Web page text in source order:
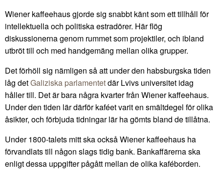
Wiener kaffeehaus gjorde sig snabbt känt som ett tillhåll för
intellektuella och politiska estradörer. Här flög
diskussionerna genom rummet som projektiler, och ibland
utbröt till och med handgemäng mellan olika grupper.
Det förhöll sig nämligen så att under den habsburgska tiden
låg detGaliziska parlamentetdär Lvivs universitet idag
håller till. Det är bara några kvarter från Wiener kaffeehaus.
Under den tiden lär därför kaféet varit en smältdegel för olika
åsikter, och förbjuda tidningar lär ha gömts bland de tillåtna.
Under 1800-talets mitt ska också Wiener kaffeehaus ha
förvandlats till någon slags tidig bank. Bankaffärerna ska
enligt dessa uppgifter pågått mellan de olika kaféborden.